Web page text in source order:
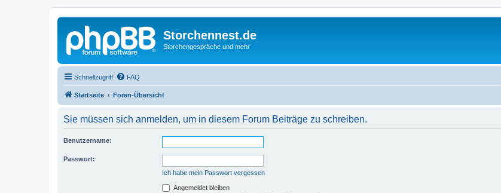
Storchennest.de
Storchengespräche und mehr
Schnellzugriff FAQ
Startseite Foren-Übersicht
Sie müssen sich anmelden, um in diesem Forum Beiträge zu schreiben.
Benutzername:
Passwort:
Ich habe mein Passwort vergessen
Angemeldet bleiben